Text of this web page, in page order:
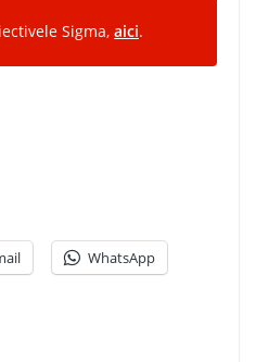
Sigma, aici.
WhatsApp